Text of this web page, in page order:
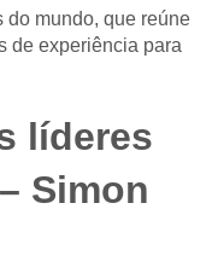
do mundo, que reúne
de experiência para
líderes
Simon